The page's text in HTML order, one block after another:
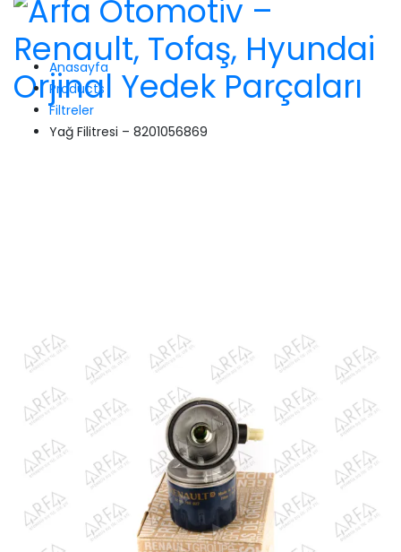
Anasayfa
Products
Filtreler
Yağ Filitresi – 8201056869